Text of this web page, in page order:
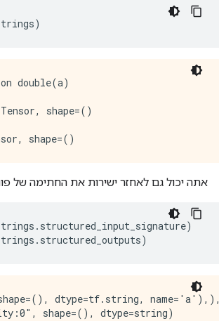
)
double(a)
shape=()
אתה יכול גם לאחזר ישירות את החתימה של
. structured_input_signature)
. structured_outputs)
dtype=tf.string,